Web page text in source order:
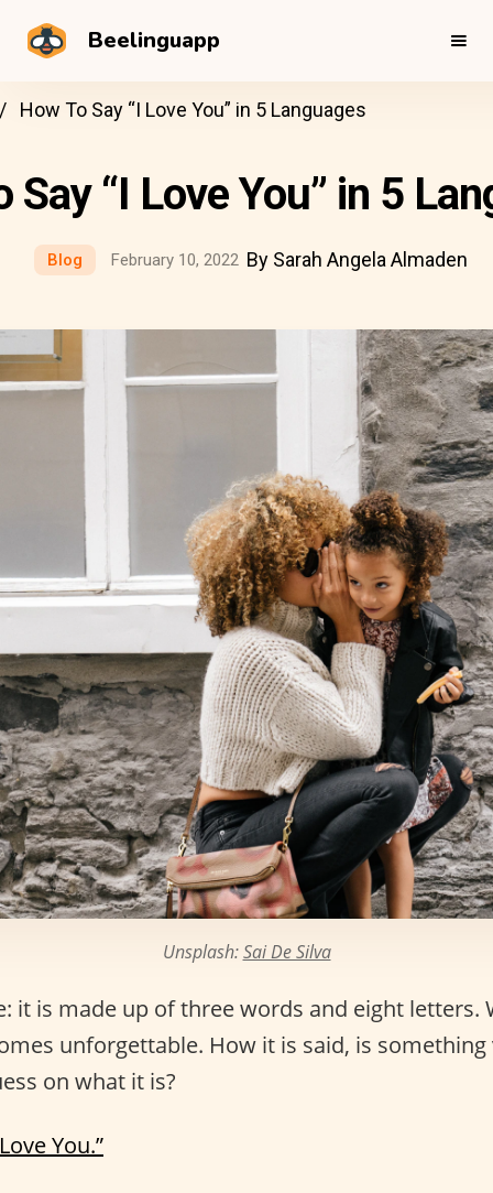
Beelinguapp
How To Say “I Love You” in 5 Languages
Say “I Love You” in 5
Blog February 10, 2022 By Sarah Angela Almaden
Unsplash:Sai De Silva
it is made up of three words and eight letters.
unforgettable. How it is said, is
on what it is?
You.”